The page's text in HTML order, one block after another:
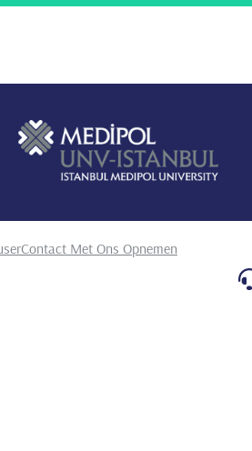
Contact Met Ons Opnemen